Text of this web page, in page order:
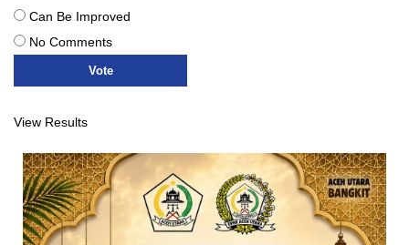
Can Be Improved
No Comments
View Results